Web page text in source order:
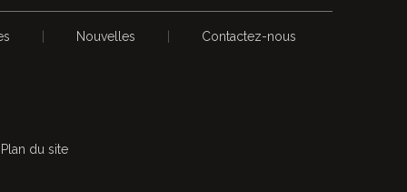
Nouvelles Contactez-nous
Plan du site